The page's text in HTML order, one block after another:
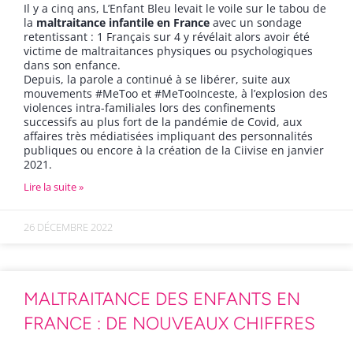
Il y a cinq ans, L’Enfant Bleu levait le voile sur le tabou de
la maltraitance infantile en France avec un sondage
retentissant : 1 Français sur 4 y révélait alors avoir été
victime de maltraitances physiques ou psychologiques
dans son enfance.
Depuis, la parole a continué à se libérer, suite aux
mouvements #MeToo et #MeTooInceste, à l’explosion des
violences intra-familiales lors des confinements
successifs au plus fort de la pandémie de Covid, aux
affaires très médiatisées impliquant des personnalités
publiques ou encore à la création de la Ciivise en janvier
2021.
Lire la suite »
26 DÉCEMBRE 2022
MALTRAITANCE DES ENFANTS EN
FRANCE : DE NOUVEAUX CHIFFRES